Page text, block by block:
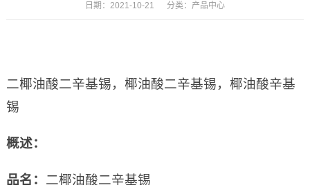
日期：2021-10-21 分类： 产品中心
二椰油酸二辛基锡，椰油酸二辛基锡，椰油酸辛基
锡
概述：
品名： 二椰油酸二辛基锡